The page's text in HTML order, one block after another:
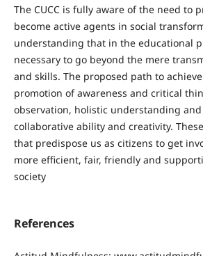
The CUCC is fully aware of the need to
become active agents in social
understanding that in the educational
necessary to go beyond the mere
and skills. The proposed path to
promotion of awareness and critical
observation, holistic understanding and
collaborative ability and creativity.
that predispose us as citizens to get
more efficient, fair, friendly and
society
References